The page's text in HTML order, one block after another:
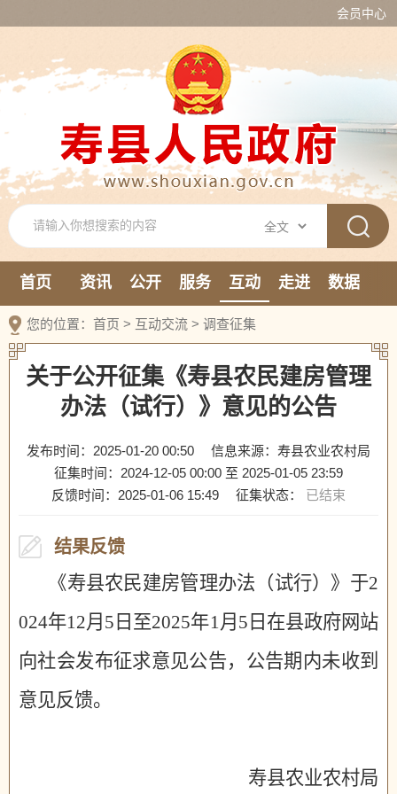
会员中心
首页 资讯 公开 服务 互动 走进
数据
您的位置： 首页 > 互动交流 > 调查征集
关于公开征集《寿县农民建房管理
办法（试行）》意见的公告
发布时间：2025-01-20 00:50
信息来源：寿县农业农村局
征集时间： 2024-12-05 00:00 至 2025-01-05 23:59
反馈时间： 2025-01-06 15:49 征集状态： 已结束
结果反馈
《寿县农民建房管理办法（试行）》于2
024年12月 5 日至2025年1月 5 日在县政府网站
向社会发布征求意见公告，公告期内未收到
意见反馈。
寿县农业农村局